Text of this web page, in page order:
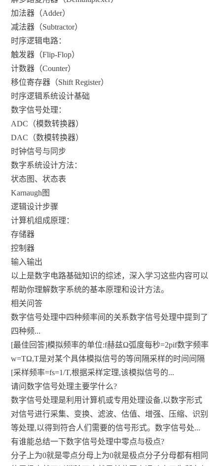
加法器（Adder）
减法器（Subtractor）
时序逻辑电路：
触发器（Flip-Flop）
计数器（Counter）
移位寄存器（Shift Register）
时序逻辑系统设计基础
数字信号处理：
ADC（模数转换器）
DAC（数模转换器）
时钟信号与同步
数字系统设计方法：
状态图、状态表
Karnaugh图
逻辑设计步骤
计算机组成原理：
存储器
控制器
输入输出
以上是数字电路基础知识的综述，深入学习这些内容可以
帮助你理解数字系统的基本原理和设计方法。
相关问答
数字信号处理中四种频率间的关系数字信号处理中提到了
四种频...
[最佳回答]模拟频率的单位:f赫兹Ω弧度每秒=2pif数字频率
w=TΩ,T是对某个具体模拟信号的等间隔采样的时间间隔
[采样频率=fs=1/T,根据采样定理,该模拟信号的...
请问数字信号处理主要学什么?
数字信号处理是利用计算机或专用处理设备,以数字形式
对信号进行采集、变换、滤波、估值、增强、压缩、识别
等处理,以得到符合人们需要的信号形式。数字信号处...
有谁能总结一下数字信号处理中零点与极点?
分子上为0就是零点分母上为0就是极点分子分母都有相同